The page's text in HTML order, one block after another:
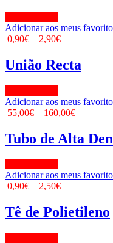
Adicionar aos meus
0,90€ – 2,90€
União Recta
Adicionar aos meus
55,00€ – 160,00€
Tubo de Alta
Adicionar aos meus
0,90€ – 2,50€
Tê de Polietileno